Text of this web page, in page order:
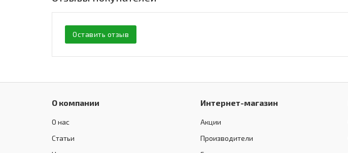
Оставить отзыв
О компании
О нас
Статьи
Интернет-магазин
Акции
Производители